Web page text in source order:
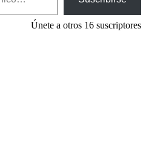
Únete a otros 16 suscriptores